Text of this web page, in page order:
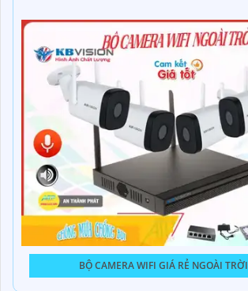
BỘ CAMERA WIFI GIÁ RẺ NGOÀI TRỜI